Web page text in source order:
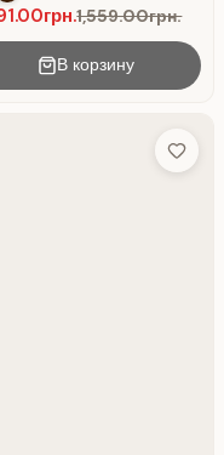
1,559.00грн.
В корзину
Add to